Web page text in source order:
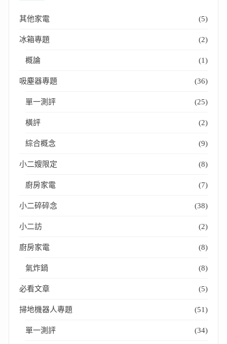
其他家電 (5)
冰箱專題 (2)
概論 (1)
吸塵器專題 (36)
單一測評 (25)
橫評 (2)
綜合概念 (9)
小二嫂限定 (8)
廚房家電 (7)
小二碎碎念 (38)
小二訪 (2)
廚房家電 (8)
氣炸鍋 (8)
必看文章 (5)
掃地機器人專題 (51)
單一測評 (34)